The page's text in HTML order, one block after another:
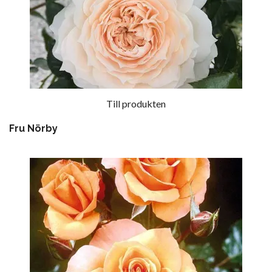
Till produkten
Fru Nörby